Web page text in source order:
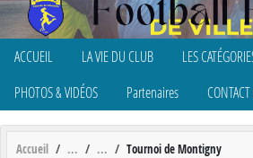
ACCUEIL LA VIE DU CLUB LES
PHOTOS & VIDÉOS
Partenaires
Accueil Tournoi de Montigny